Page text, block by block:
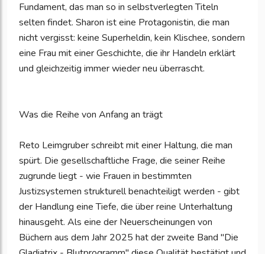
Fundament, das man so in selbstverlegten Titeln
selten findet. Sharon ist eine Protagonistin, die man
nicht vergisst: keine Superheldin, kein Klischee, sondern
eine Frau mit einer Geschichte, die ihr Handeln erklärt
und gleichzeitig immer wieder neu überrascht.
Was die Reihe von Anfang an trägt
Reto Leimgruber schreibt mit einer Haltung, die man
spürt. Die gesellschaftliche Frage, die seiner Reihe
zugrunde liegt - wie Frauen in bestimmten
Justizsystemen strukturell benachteiligt werden - gibt
der Handlung eine Tiefe, die über reine Unterhaltung
hinausgeht. Als eine der Neuerscheinungen von
Büchern aus dem Jahr 2025 hat der zweite Band "Die